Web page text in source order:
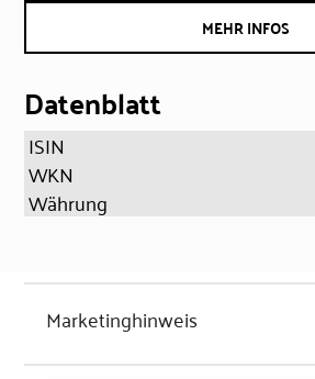
MEHR INFOS
Datenblatt
ISIN
WKN
Währung
Marketinghinweis